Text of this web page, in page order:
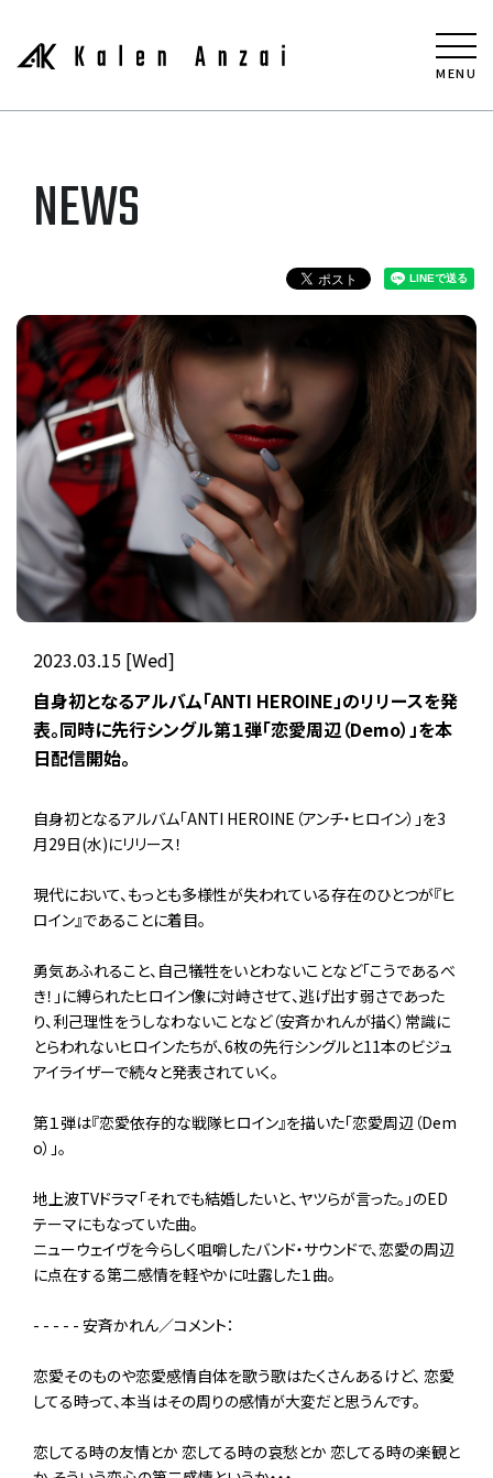
MENU
NEWS
2023.03.15 [Wed]
自身初となるアルバム「ANTI HEROINE」のリリースを発
表。同時に先行シングル第１弾「恋愛周辺（Demo）」を本
日配信開始。
自身初となるアルバム「ANTI HEROINE（アンチ・ヒロイン）」を3
月29日(水)にリリース！
現代において、もっとも多様性が失われている存在のひとつが『ヒ
ロイン』であることに着目。
勇気あふれること、自己犠牲をいとわないことなど「こうであるべ
き！」に縛られたヒロイン像に対峙させて、逃げ出す弱さであった
り、利己理性をうしなわないことなど（安斉かれんが描く）常識に
とらわれないヒロインたちが、6枚の先行シングルと11本のビジュ
アイライザーで続々と発表されていく。
第１弾は『恋愛依存的な戦隊ヒロイン』を描いた「恋愛周辺（Dem
o）」。
地上波TVドラマ「それでも結婚したいと、ヤツらが言った。」のED
テーマにもなっていた曲。
ニューウェイヴを今らしく咀嚼したバンド・サウンドで、恋愛の周辺
に点在する第二感情を軽やかに吐露した１曲。
- - - - - 安斉かれん／コメント：
恋愛そのものや恋愛感情自体を歌う歌はたくさんあるけど、 恋愛
してる時って、本当はその周りの感情が大変だと思うんです。
恋してる時の友情とか 恋してる時の哀愁とか 恋してる時の楽観と